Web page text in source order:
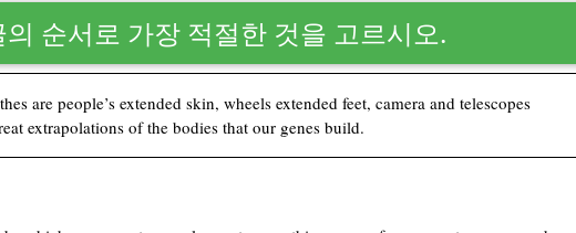
순서로 가장 적절한 것을 고르시오.
are people’s extended skin, wheels extended feet, camera and telescopes
extrapolations of the bodies that our genes build.